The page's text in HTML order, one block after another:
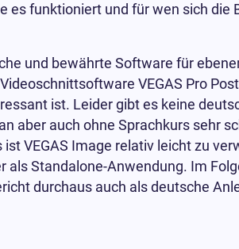
es funktioniert und für wen sich
und bewährte Software für
VEGAS Pro
ist. Leider gibt es keine
aber auch ohne Sprachkurs sehr
VEGAS Image relativ leicht zu
als Standalone-Anwendung. Im
durchaus auch als deutsche